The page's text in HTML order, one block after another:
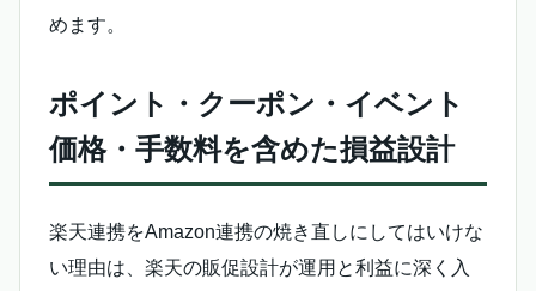
めます。
ポイント・クーポン・イベント
価格・手数料を含めた損益設計
楽天連携をAmazon連携の焼き直しにしてはいけな
い理由は、楽天の販促設計が運用と利益に深く入